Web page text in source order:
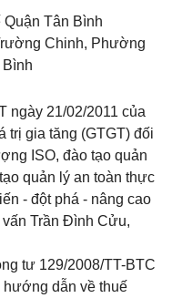
Tân Bình
Chinh, Phường
Bình
ngày 21/02/2011 của
trị gia tăng (GTGT) đối
ISO, đào tạo quản
quản lý an toàn thực
- đột phá - nâng cao
Trần Đình Cửu,
tư 129/2008/TT-BTC
hướng dẫn về thuế